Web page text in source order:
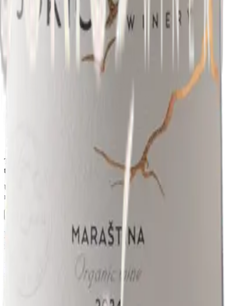
Tamo gdje bura tiho oblikuje vinograde, a more donosi svoju
toplinu, nastaju organska vina snažnog karaktera i čiste mineralnosti.
Uzgojena s poštovanjem prema zemlji i ritmu prirode, u svakoj čaši
nose kamen pod nogama i sol u zraku.
Ponesite dio naše planine
i mora sa sobom.
Bilo da nas posjetite u našem podrumu ili otvorite bocu u toplini
svog doma, vi postajete dio našeg kruga. Otkrijte Dalmaciju u njenoj